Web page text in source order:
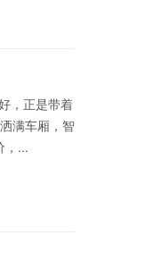
，正是带着
满车厢，智
，...